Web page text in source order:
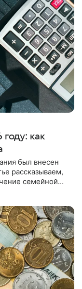
как
был внесен
рассказываем,
семейной